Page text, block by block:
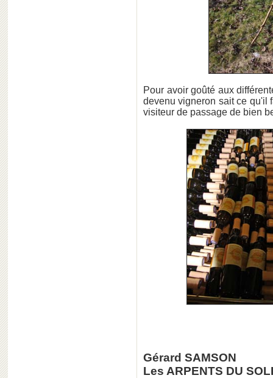
Pour avoir goûté aux
devenu vigneron sait ce qu'il
visiteur de passage de bien
Gérard SAMSON
Les ARPENTS DU